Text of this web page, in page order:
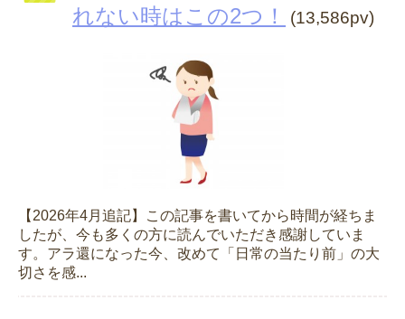
れない時はこの2つ！
(13,586pv)
【2026年4月追記】この記事を書いてから時間が経ちま
したが、今も多くの方に読んでいただき感謝していま
す。アラ還になった今、改めて「日常の当たり前」の大
切さを感...